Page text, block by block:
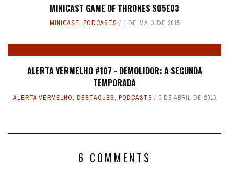
MINICAST GAME OF THRONES S05E03
MINICAST, PODCASTS 1 DE MAIO DE 2015
ALERTA VERMELHO #107 - DEMOLIDOR: A SEGUNDA
TEMPORADA
ALERTA VERMELHO, DESTAQUES, PODCASTS 6 DE ABRIL DE 2016
6 COMMENTS